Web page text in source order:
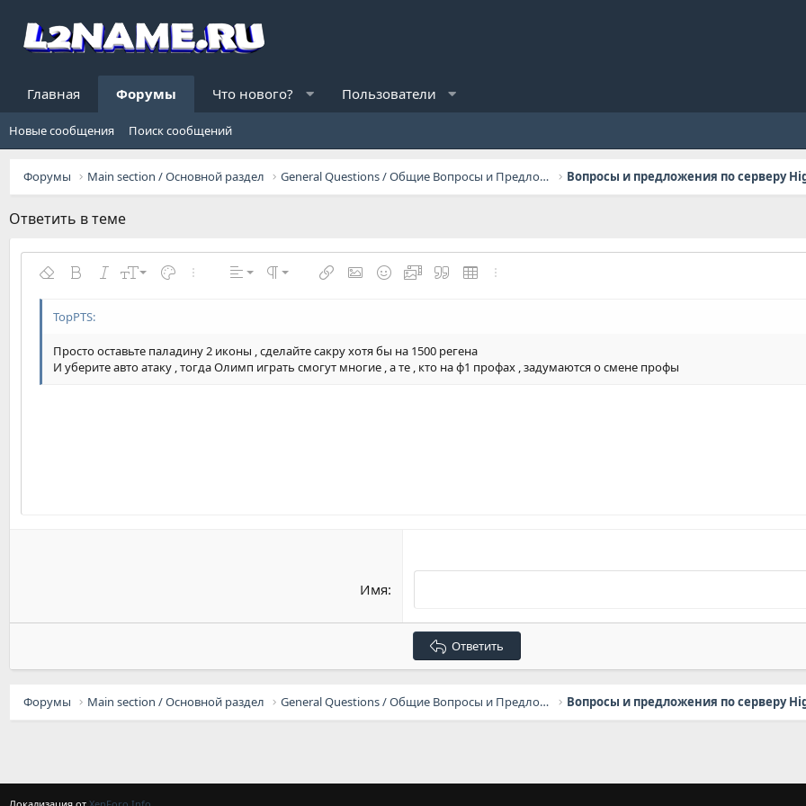
Главная Форумы Что нового? Пользователи
Новые сообщения Поиск сообщений
Форумы Main section / Основной раздел General Questions / Общие Вопросы и Предложения
Ответить в теме
Удалить форматирование
ЖирныйКурсивРазмер шрифта
9
15
Цвет текста
Дополнительно...
Выравнивание
По левому краю
Выравнивание текста
Формат параграфа
Обычный
Заголовок 3
Вставить ссылку
Вставить изображение
СмайлыМедиаЦитатаВставить таблицу
Дополнительно...
Шрифт Arial
Courier New
Зачёркнутый
Подчёркнутый
Вставить горизонтальную линию
Спойлер
Код
Просто оставьте паладину 2 иконы , сделайте сакру хотя бы на 1500 регена
И уберите авто атаку , тогда Олимп играть смогут многие , а те , кто на ф1 профах , задумаются о смене профы
Имя
Ответить
Форумы Main section / Основной раздел General Questions / Общие Вопросы и Предложения